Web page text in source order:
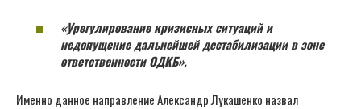
«Урегулирование кризисных ситуаций и
недопущение дальнейшей дестабилизации в зоне
ответственности ОДКБ».
Именно данное направление Александр Лукашенко назвал